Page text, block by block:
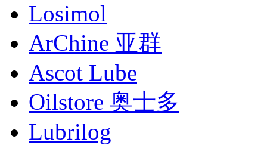
Losimol
ArChine 亚群
Ascot Lube
Oilstore 奥士多
Lubrilog